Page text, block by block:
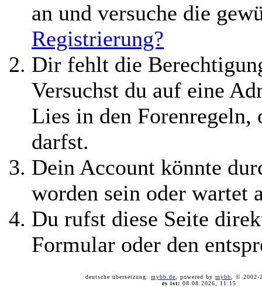
an und versuche die
Registrierung?
Dir fehlt die
Versuchst du auf eine
Lies in den
darfst.
Dein Account könnte
worden sein oder wartet
Du rufst diese Seite
Formular oder den
deutsche übersetzung: mybb.de , powered by mybb , ©
es ist: 08.08.2026, 11:15